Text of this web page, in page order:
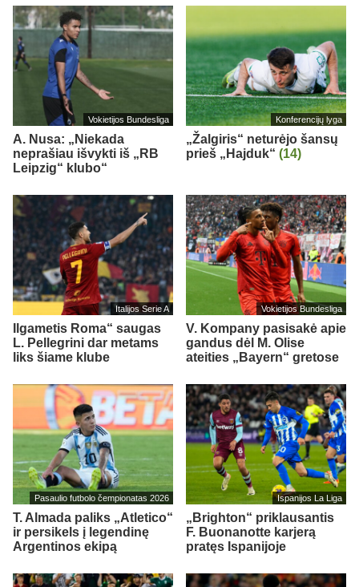
Vokietijos Bundesliga
A. Nusa: „Niekada
neprašiau išvykti iš „RB
Leipzig“ klubo“
Konferencijų lyga
„Žalgiris“ neturėjo šansų
prieš „Hajduk“ (14)
Italijos Serie A
Ilgametis Roma“ saugas
L. Pellegrini dar metams
liks šiame klube
Vokietijos Bundesliga
V. Kompany pasisakė apie
gandus dėl M. Olise
ateities „Bayern“ gretose
Pasaulio futbolo čempionatas 2026
T. Almada paliks „Atletico“
ir persikels į legendinę
Argentinos ekipą
Ispanijos La Liga
„Brighton“ priklausantis
F. Buonanotte karjerą
pratęs Ispanijoje